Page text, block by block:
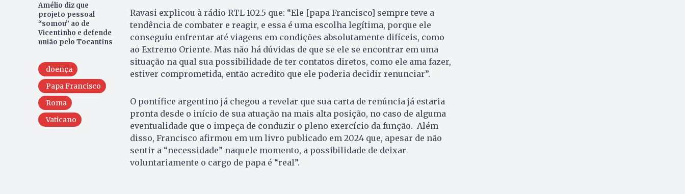
Amélio diz que
projeto pessoal
“somou” ao de
Vicentinho e defende
união pelo Tocantins
doença
Papa Francisco
Roma
Vaticano
Ravasi explicou à rádio RTL 102.5 que: “Ele [papa Francisco] sempre teve a
tendência de combater e reagir, e essa é uma escolha legítima, porque ele
conseguiu enfrentar até viagens em condições absolutamente difíceis, como
ao Extremo Oriente. Mas não há dúvidas de que se ele se encontrar em uma
situação na qual sua possibilidade de ter contatos diretos, como ele ama fazer,
estiver comprometida, então acredito que ele poderia decidir renunciar”.
O pontífice argentino já chegou a revelar que sua carta de renúncia já estaria
pronta desde o início de sua atuação na mais alta posição, no caso de alguma
eventualidade que o impeça de conduzir o pleno exercício da função. Além
disso, Francisco afirmou em um livro publicado em 2024 que, apesar de não
sentir a “necessidade” naquele momento, a possibilidade de deixar
voluntariamente o cargo de papa é “real”.